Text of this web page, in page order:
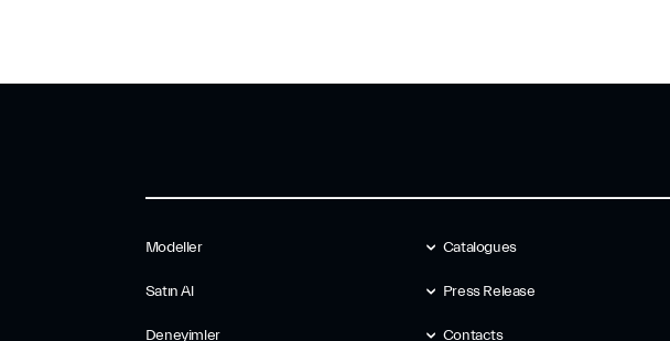
Modeller
Satın Al
Deneyimler
Catalogues
Press Release
Contacts